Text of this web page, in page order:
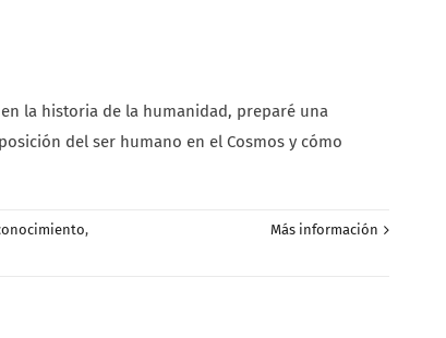
la historia de la humanidad, preparé una
del ser humano en el Cosmos y cómo
,
Más información